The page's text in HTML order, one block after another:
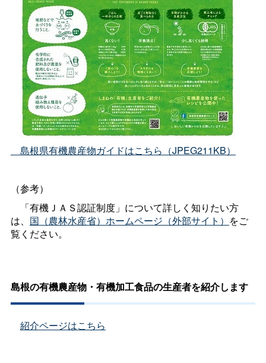
島根県有機農産物ガイドはこちら（JPEG211KB）
（参考）
「有機ＪＡＳ認証制度」について詳しく知りたい方
は、 国（農林水産省）ホームページ（外部サイト） をご
覧ください。
島根の有機農産物・有機加工食品の生産者を紹介します
紹介ページはこちら